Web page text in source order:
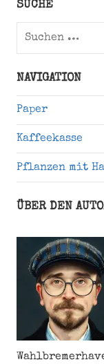
SUCHE
Suchen
NAVIGATION
Paper
Kaffeekasse
Pflanzen mit
ÜBER DEN